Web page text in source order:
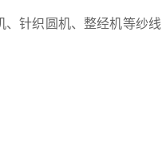
针织圆机、整经机等纱线